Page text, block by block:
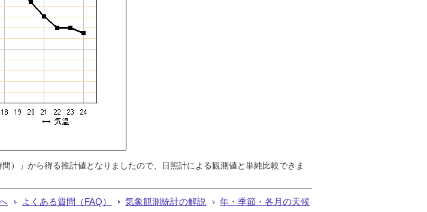
）」から得る推計値となりましたので、日照計による観測値と単純比較できま
よくある質問（FAQ） 気象観測統計の解説 年・季節・各月の天候